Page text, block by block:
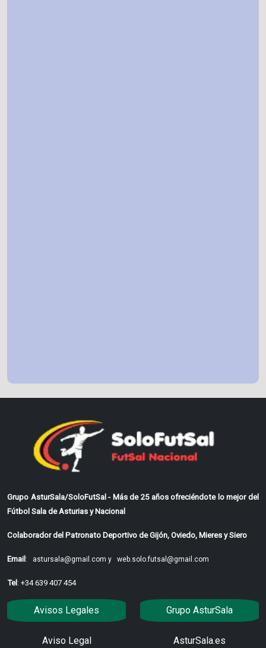
Grupo AsturSala/SoloFutSal - Más de 25 años ofreciéndote lo mejor del
Fútbol Sala de Asturias y Nacional
Colaborador del Patronato Deportivo de Gijón, Oviedo, Mieres y Siero
Email: astursala@gmail.com y web.solo.futsal@gmail.com
Tel: +34 639 407 454
Avisos Legales
Aviso Legal
Grupo AsturSala
AsturSala.es